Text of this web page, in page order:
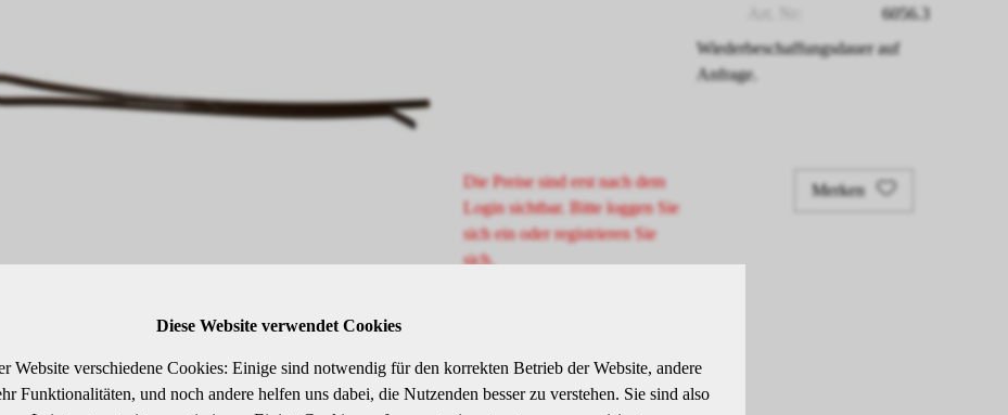
6056.3
Wiederbeschaffungsdauer auf
Anfrage.
Die Preise sind erst nach dem
Login sichtbar. Bitte loggen Sie
sich ein oder registrieren Sie
sich.
Merken
Diese Website verwendet Cookies
Website verschiedene Cookies: Einige sind notwendig für den korrekten Betrieb der Website, andere
Funktionalitäten, und noch andere helfen uns dabei, die Nutzenden besser zu verstehen. Sie sind also